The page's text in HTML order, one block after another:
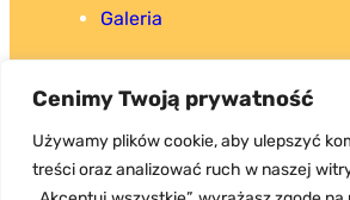
Cenimy Twoją prywatność
Używamy plików cookie, aby ulepszyć
treści oraz analizować ruch w naszej
Galeria
Copyright 2025. Wszystkie